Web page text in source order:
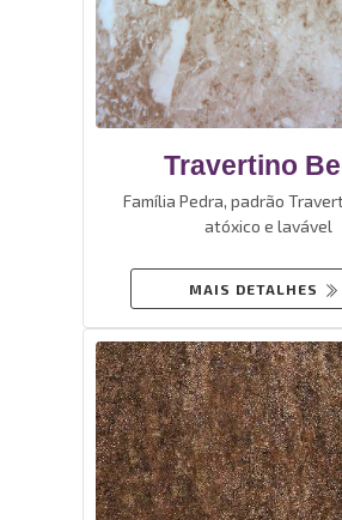
Travertino
Revestimento
Autoadesivo
Família Pedra, padrão
atóxico e lavável
MAIS DETALHES